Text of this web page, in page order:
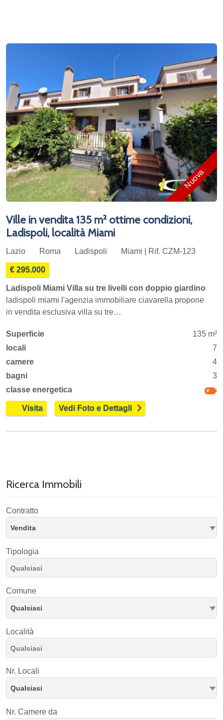
Nuova
Ville in vendita 135 m² ottime condizioni,
Ladispoli, località Miami
Lazio Roma Ladispoli Miami | Rif. CZM-123
€ 295.000
Ladispoli Miami Villa su tre livelli con doppio giardino
ladispoli miami l'agenzia immobiliare ciavarella propone
in vendita esclusiva villa su tre…
Superficie
135 m²
locali
7
camere
4
bagni
3
classe energetica
Visita Vedi Foto e Dettagli
Ricerca Immobili
Contratto
Vendita
Tipologia
Comune
Qualsiasi
Località
Nr. Locali
Qualsiasi
Nr. Camere da